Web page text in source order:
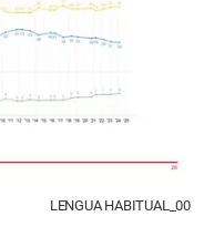
LENGUA HABITUAL_00